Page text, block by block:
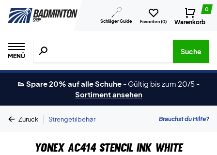
Schläger Guide Favoriten (0)
0
Warenkorb
MENÜ
Suche nach Produkten, Marken usw.
Suche
👟 Spare 20% auf alle Schuhe - Gültig bis zum 20/5 -
Sortiment ansehen
Zurück | Strengetilbehør Brauchst du Hilfe?
Yonex AC414 Stencil Ink White